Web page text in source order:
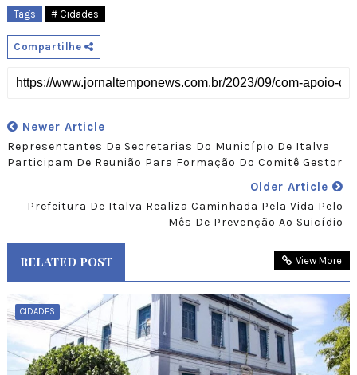
Tags # Cidades
Compartilhe
Newer Article
Representantes De Secretarias Do Município De Italva
Participam De Reunião Para Formação Do Comitê Gestor
Older Article
Prefeitura De Italva Realiza Caminhada Pela Vida Pelo
Mês De Prevenção Ao Suicídio
RELATED POST View More
CIDADES